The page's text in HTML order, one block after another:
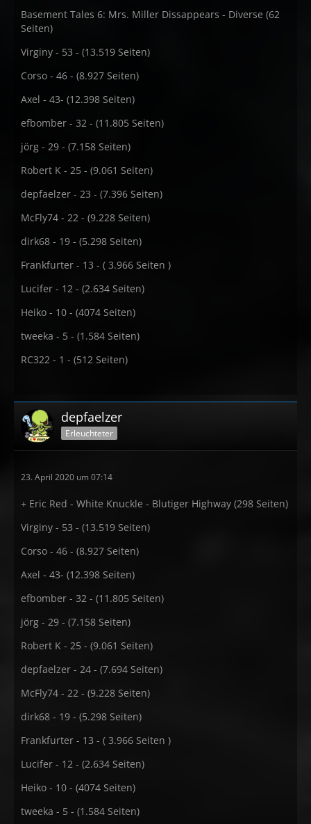
Basement Tales 6: Mrs. Miller Dissappears - Diverse (62
Seiten)
Virginy - 53 - (13.519 Seiten)
Corso - 46 - (8.927 Seiten)
Axel - 43- (12.398 Seiten)
efbomber - 32 - (11.805 Seiten)
jörg - 29 - (7.158 Seiten)
Robert K - 25 - (9.061 Seiten)
depfaelzer - 23 - (7.396 Seiten)
McFly74 - 22 - (9.228 Seiten)
dirk68 - 19 - (5.298 Seiten)
Frankfurter - 13 - ( 3.966 Seiten )
Lucifer - 12 - (2.634 Seiten)
Heiko - 10 - (4074 Seiten)
tweeka - 5 - (1.584 Seiten)
RC322 - 1 - (512 Seiten)
depfaelzer
Erleuchteter
23. April 2020 um 07:14
+ Eric Red - White Knuckle - Blutiger Highway (298 Seiten)
Virginy - 53 - (13.519 Seiten)
Corso - 46 - (8.927 Seiten)
Axel - 43- (12.398 Seiten)
efbomber - 32 - (11.805 Seiten)
jörg - 29 - (7.158 Seiten)
Robert K - 25 - (9.061 Seiten)
depfaelzer - 24 - (7.694 Seiten)
McFly74 - 22 - (9.228 Seiten)
dirk68 - 19 - (5.298 Seiten)
Frankfurter - 13 - ( 3.966 Seiten )
Lucifer - 12 - (2.634 Seiten)
Heiko - 10 - (4074 Seiten)
tweeka - 5 - (1.584 Seiten)